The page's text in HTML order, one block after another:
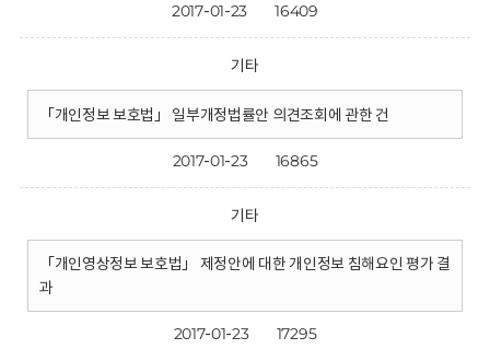
2017-01-23 16409
기타
「개인정보 보호법」 일부개정법률안 의견조회에 관한 건
2017-01-23 16865
기타
「개인영상정보 보호법」 제정안에 대한 개인정보 침해요인 평가 결
과
2017-01-23 17295